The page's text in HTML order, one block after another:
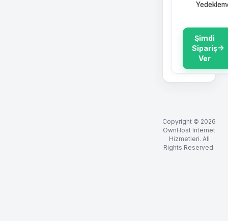
Şimdi
Sipariş
Ver
Copyright © 2026
OwnHost Internet
Hizmetleri. All
Rights Reserved.